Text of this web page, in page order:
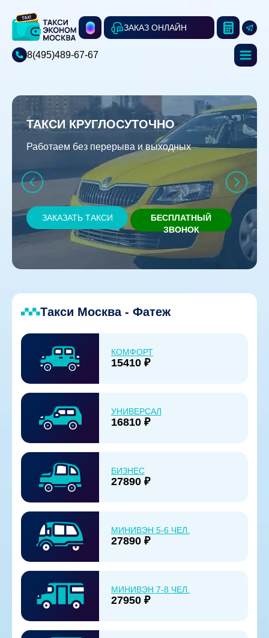
ЗАКАЗ ОНЛАЙН
8(495)489-67-67
ТАКСИ КРУГЛОСУТОЧНО
Работаем без перерыва и выходных
ЗАКАЗАТЬ ТАКСИ
БЕСПЛАТНЫЙ
ЗВОНОК
Такси Москва - Фатеж
КОМФОРТ
15410 ₽
УНИВЕРСАЛ
16810 ₽
БИЗНЕС
27890 ₽
МИНИВЭН 5-6 ЧЕЛ.
27890 ₽
МИНИВЭН 7-8 ЧЕЛ.
27950 ₽